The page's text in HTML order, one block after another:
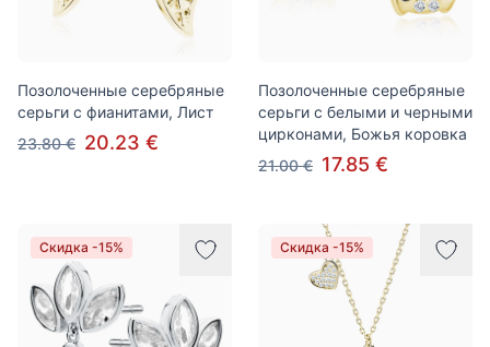
Позолоченные серебряные
серьги с фианитами, Лист
23.80 € 20.23 €
Позолоченные серебряные
серьги с белыми и черными
цирконами, Божья коровка
21.00 € 17.85 €
Скидка -15% Скидка -15%